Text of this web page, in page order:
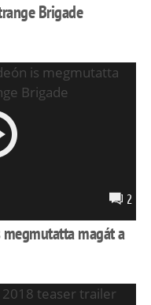
Brigade
2
magát a